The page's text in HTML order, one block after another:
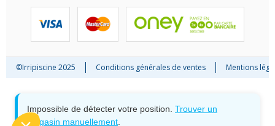
©Irripiscine 2025 Conditions générales de ventes Mentions
Impossible de détecter votre position. Trouver un
magasin manuellement